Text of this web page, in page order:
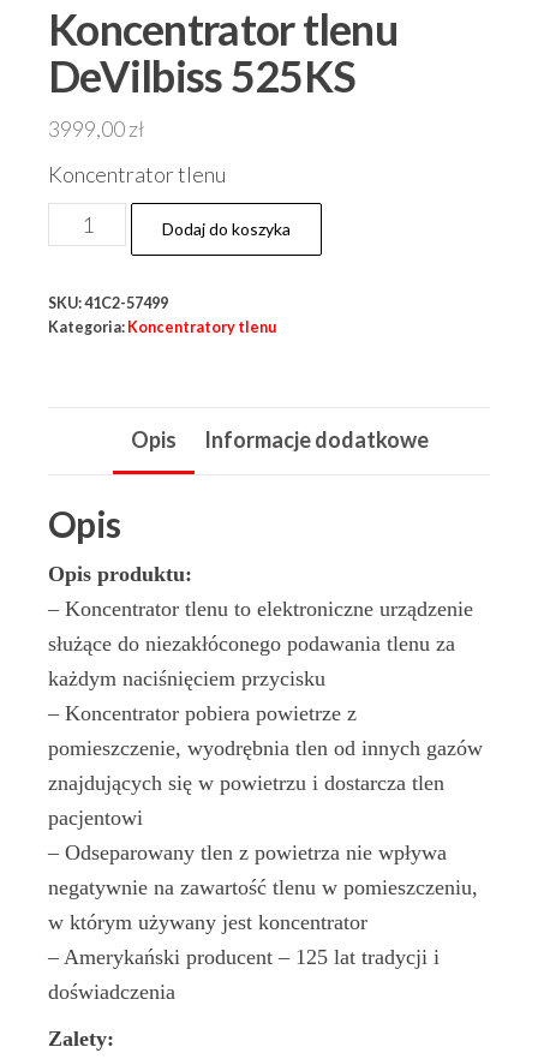
Koncentrator tlenu
DeVilbiss 525KS
3999,00zł
Koncentrator tlenu
ilość
Koncentrator
DeVilbiss
Dodaj do koszyka
SKU:41C2-57499
Kategoria: Koncentratory tlenu
Opis Informacje dodatkowe
Opis
Opis produktu:
– Koncentrator tlenu to elektroniczne urządzenie
służące do niezakłóconego podawania tlenu za
każdym naciśnięciem przycisku
– Koncentrator pobiera powietrze z
pomieszczenie, wyodrębnia tlen od innych gazów
znajdujących się w powietrzu i dostarcza tlen
pacjentowi
– Odseparowany tlen z powietrza nie wpływa
negatywnie na zawartość tlenu w pomieszczeniu,
w którym używany jest koncentrator
– Amerykański producent – 125 lat tradycji i
doświadczenia
Zalety: